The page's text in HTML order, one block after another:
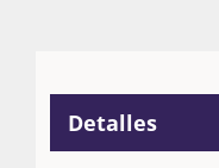
Detalles